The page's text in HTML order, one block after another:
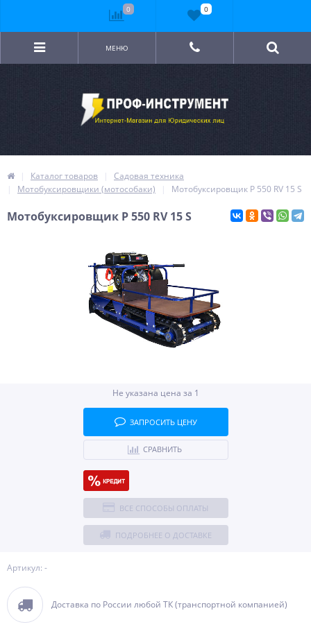
МЕНЮ
Каталог товаров
Садовая техника
Мотобуксировщики (мотособаки)
Мотобуксировщик P 550 RV 15 S
Мотобуксировщик P 550 RV 15 S
Артикул: -
Доставка по России любой ТК (транспортной компанией)
Не указана цена за 1
ЗАПРОСИТЬ ЦЕНУ
СРАВНИТЬ
ВСЕ СПОСОБЫ ОПЛАТЫ
ПОДРОБНЕЕ О ДОСТАВКЕ
0 0